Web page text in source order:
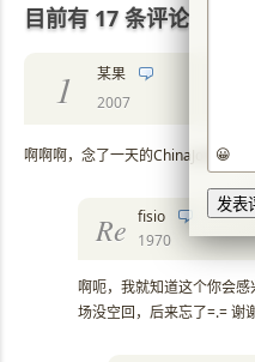
😀
目前有 17 条评论
1
某果
2007
啊啊啊，念了一天的ChinaJoy啊，好
Re fisio
1970
啊呃，我就知道这个你会
场没空回，后来忘了=.= 谢